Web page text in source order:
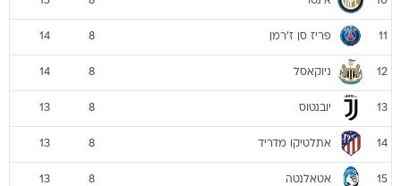
11 פריז סן ז'רמן 8
14
12 ניוקאסל 8
14
13 יובנטוס 8
13
14 אתלטיקו מדריד 8
13
15 אטאלנטה 8
13